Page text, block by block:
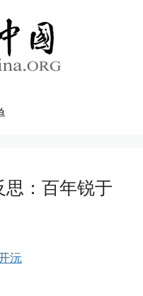
：百年锐于
沅